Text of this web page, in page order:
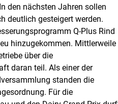
den nächsten Jahren sollen
deutlich gesteigert werden.
Q-Plus Rind
hinzugekommen. Mittlerweile
über die
daran teil. Als einer der
standen die
Für die